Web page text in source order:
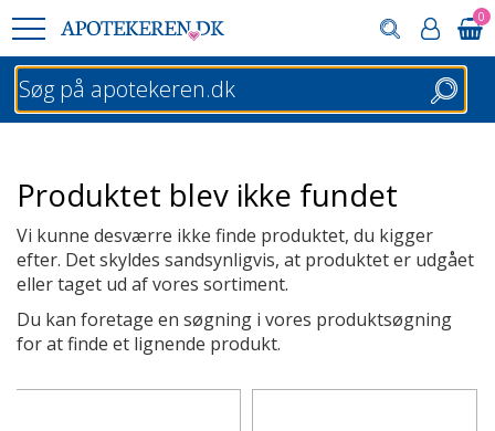
0
Søg
Produktet blev ikke fundet
Vi kunne desværre ikke finde produktet, du kigger
efter. Det skyldes sandsynligvis, at produktet er udgået
eller taget ud af vores sortiment.
Du kan foretage en søgning i vores produktsøgning
for at finde et lignende produkt.